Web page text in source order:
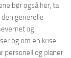
bør også her, ta
generelle
og
og om en krise
personell og planer